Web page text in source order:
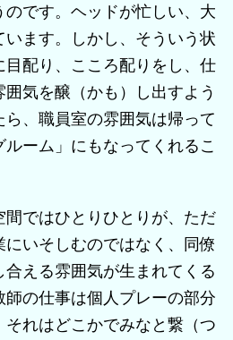
です。ヘッドが忙しい、大
ます。しかし、そういう状
配り、こころ配りをし、仕
気を醸（かも）し出すよう
、職員室の雰囲気は帰って
ーム」にもなってくれるこ
ではひとりひとりが、ただ
いそしむのではなく、同僚
合える雰囲気が生まれてくる
師の仕事は個人プレーの部分
それはどこかでみなと繋（つ